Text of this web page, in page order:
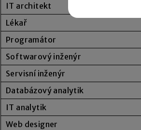
IT architekt
Lékař
Programátor
Softwarový inženýr
Servisní inženýr
Databázový analytik
IT analytik
Web designer